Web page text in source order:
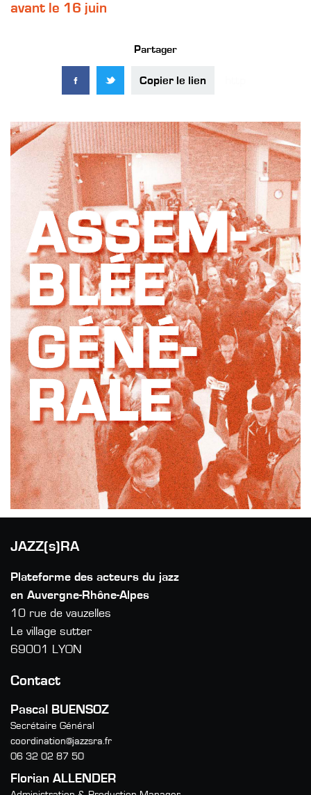
avant le 16 juin
Partager
Copier le lien
JAZZ(s)RA
Plateforme des acteurs du jazz
en Auvergne-Rhône-Alpes
10 rue de vauzelles
Le village sutter
69001 LYON
Contact
Pascal BUENSOZ
Secrétaire Général
coordination@jazzsra.fr
06 32 02 87 50
Florian ALLENDER